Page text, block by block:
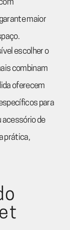
maior
escolher o
combinam
oferecem
para
acessório de
prática,